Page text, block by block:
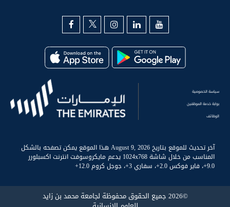
سياسة الخصوصية
بوابة خدمة الموظفين
الوظائف
آخر تحديث للموقع بتاريخ August 9, 2026 هذا الموقع يمكن تصفحه بالشكل
المناسب من خلال شاشة 1024x768 يدعم مايكروسوفت انترنت اكسبلورر
9.0+، فاير فوكس 2.0+، سفاري 3+، جوجل كروم 12.0+
©2026 جميع الحقوق محفوظة لجامعة محمد بن زايد